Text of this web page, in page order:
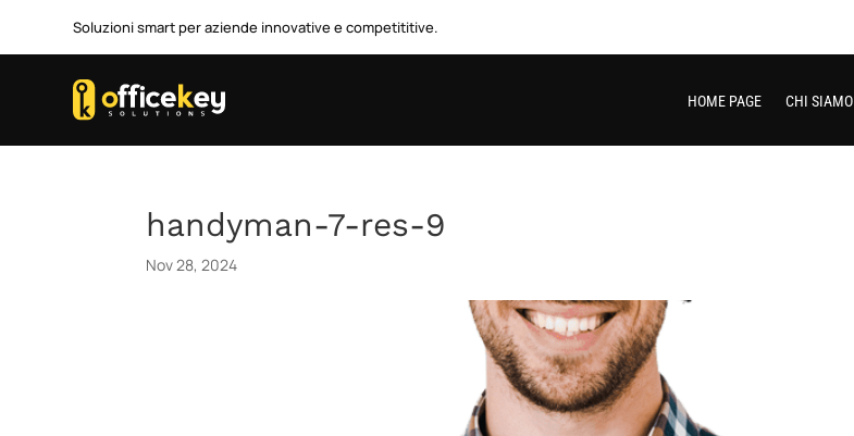
Soluzioni smart per aziende innovative e competititive.
HOME PAGE CHI SIAMO
handyman-7-res-9
Nov 28, 2024